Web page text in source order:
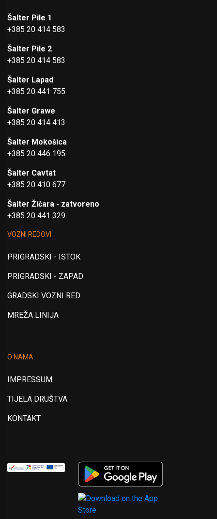
Šalter Pile 1
+385 20 414 583
Šalter Pile 2
+385 20 414 583
Šalter Lapad
+385 20 441 755
Šalter Grawe
+385 20 414 413
Šalter Mokošica
+385 20 446 195
Šalter Cavtat
+385 20 410 677
Šalter Žičara - zatvoreno
+385 20 441 329
VOZNI REDOVI
PRIGRADSKI - ISTOK
PRIGRADSKI - ZAPAD
GRADSKI VOZNI RED
MREŽA LINIJA
O NAMA
IMPRESSUM
TIJELA DRUŠTVA
KONTAKT